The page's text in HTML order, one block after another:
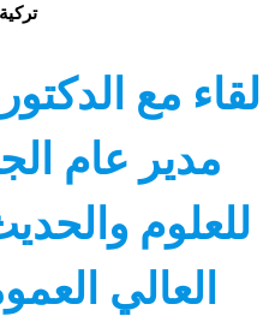
تركية
لقاء مع
مدير عام
للعلوم
العالي